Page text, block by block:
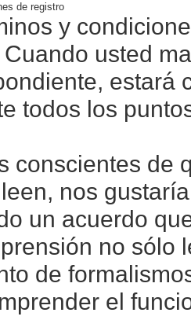
de registro
y
Cuando usted
estará
todos los
conscientes de
nos
un acuerdo
no sólo
de
el